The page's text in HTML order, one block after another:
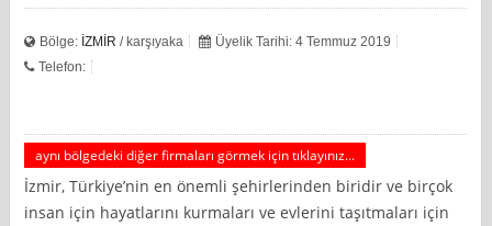
Bölge: İZMİR / karşıyaka
Üyelik Tarihi: 4 Temmuz 2019
Telefon:
aynı bölgedeki diğer firmaları görmek için tıklayınız...
İzmir, Türkiye’nin en önemli şehirlerinden biridir ve birçok
insan için hayatlarını kurmaları ve evlerini taşıtmaları için